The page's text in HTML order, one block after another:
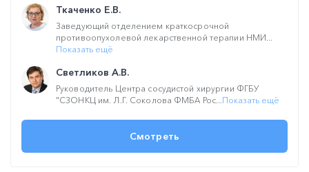
Ткаченко Е.В.
Заведующий отделением краткосрочной
противоопухолевой лекарственной терапии НМИ...
Показать ещё
Светликов А.В.
Руководитель Центра сосудистой хирургии ФГБУ
"СЗОНКЦ им. Л.Г. Соколова ФМБА Рос...Показать ещё
Смотреть